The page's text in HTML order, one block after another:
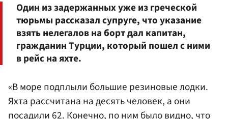
Один из задержанных уже из греческой
тюрьмы рассказал супруге, что указание
взять нелегалов на борт дал капитан,
гражданин Турции, который пошел с ними
в рейс на яхте.
«В море подплыли большие резиновые лодки.
Яхта рассчитана на десять человек, а они
посадили 62. Конечно, по ним было видно, что